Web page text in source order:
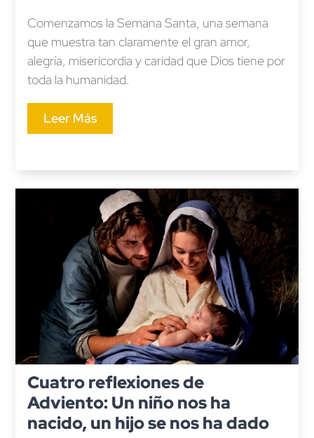
Comenzamos la Semana Santa, una semana
que muestra tan claramente el gran amor,
alegría, misericordia y caridad que Dios tiene por
toda la humanidad.
Leer Más
Cuatro reflexiones de
Adviento: Un niño nos ha
nacido, un hijo se nos ha dado